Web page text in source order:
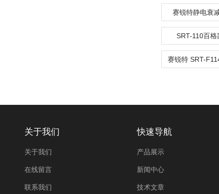
赛锐特静电衰
SRT-110百
关于我们
关于我们
在线留言
联系我们
快速导航
产品展示
新闻中心
技术文章